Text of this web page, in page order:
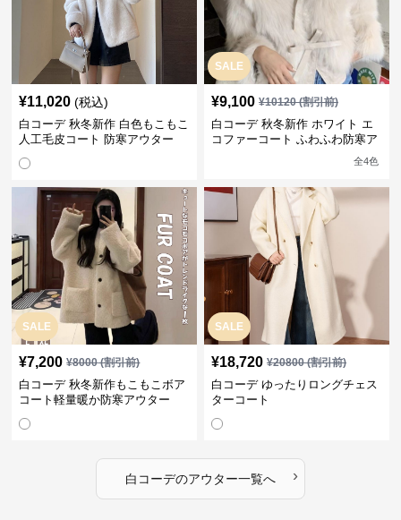
¥11,020 (税込)
白コーデ 秋冬新作 白色もこもこ
人工毛皮コート 防寒アウター
SALE
¥9,100 ¥10120(割引前)
白コーデ 秋冬新作 ホワイト エ
コファーコート ふわふわ防寒ア
全4色
SALE
¥7,200 ¥8000(割引前)
白コーデ 秋冬新作もこもこボア
コート軽量暖か防寒アウター
SALE
¥18,720 ¥20800(割引前)
白コーデ ゆったりロングチェス
ターコート
白コーデのアウター一覧へ ›